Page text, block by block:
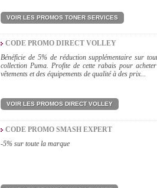
VOIR LES PROMOS TONER SERVICES
CODE PROMO DIRECT VOLLEY
Bénéficie de 5% de réduction supplémentaire sur
collection Puma. Profite de cette rabais pour
vêtements et des équipements de qualité à des prix...
VOIR LES PROMOS DIRECT VOLLEY
CODE PROMO SMASH EXPERT
-5% sur toute la marque